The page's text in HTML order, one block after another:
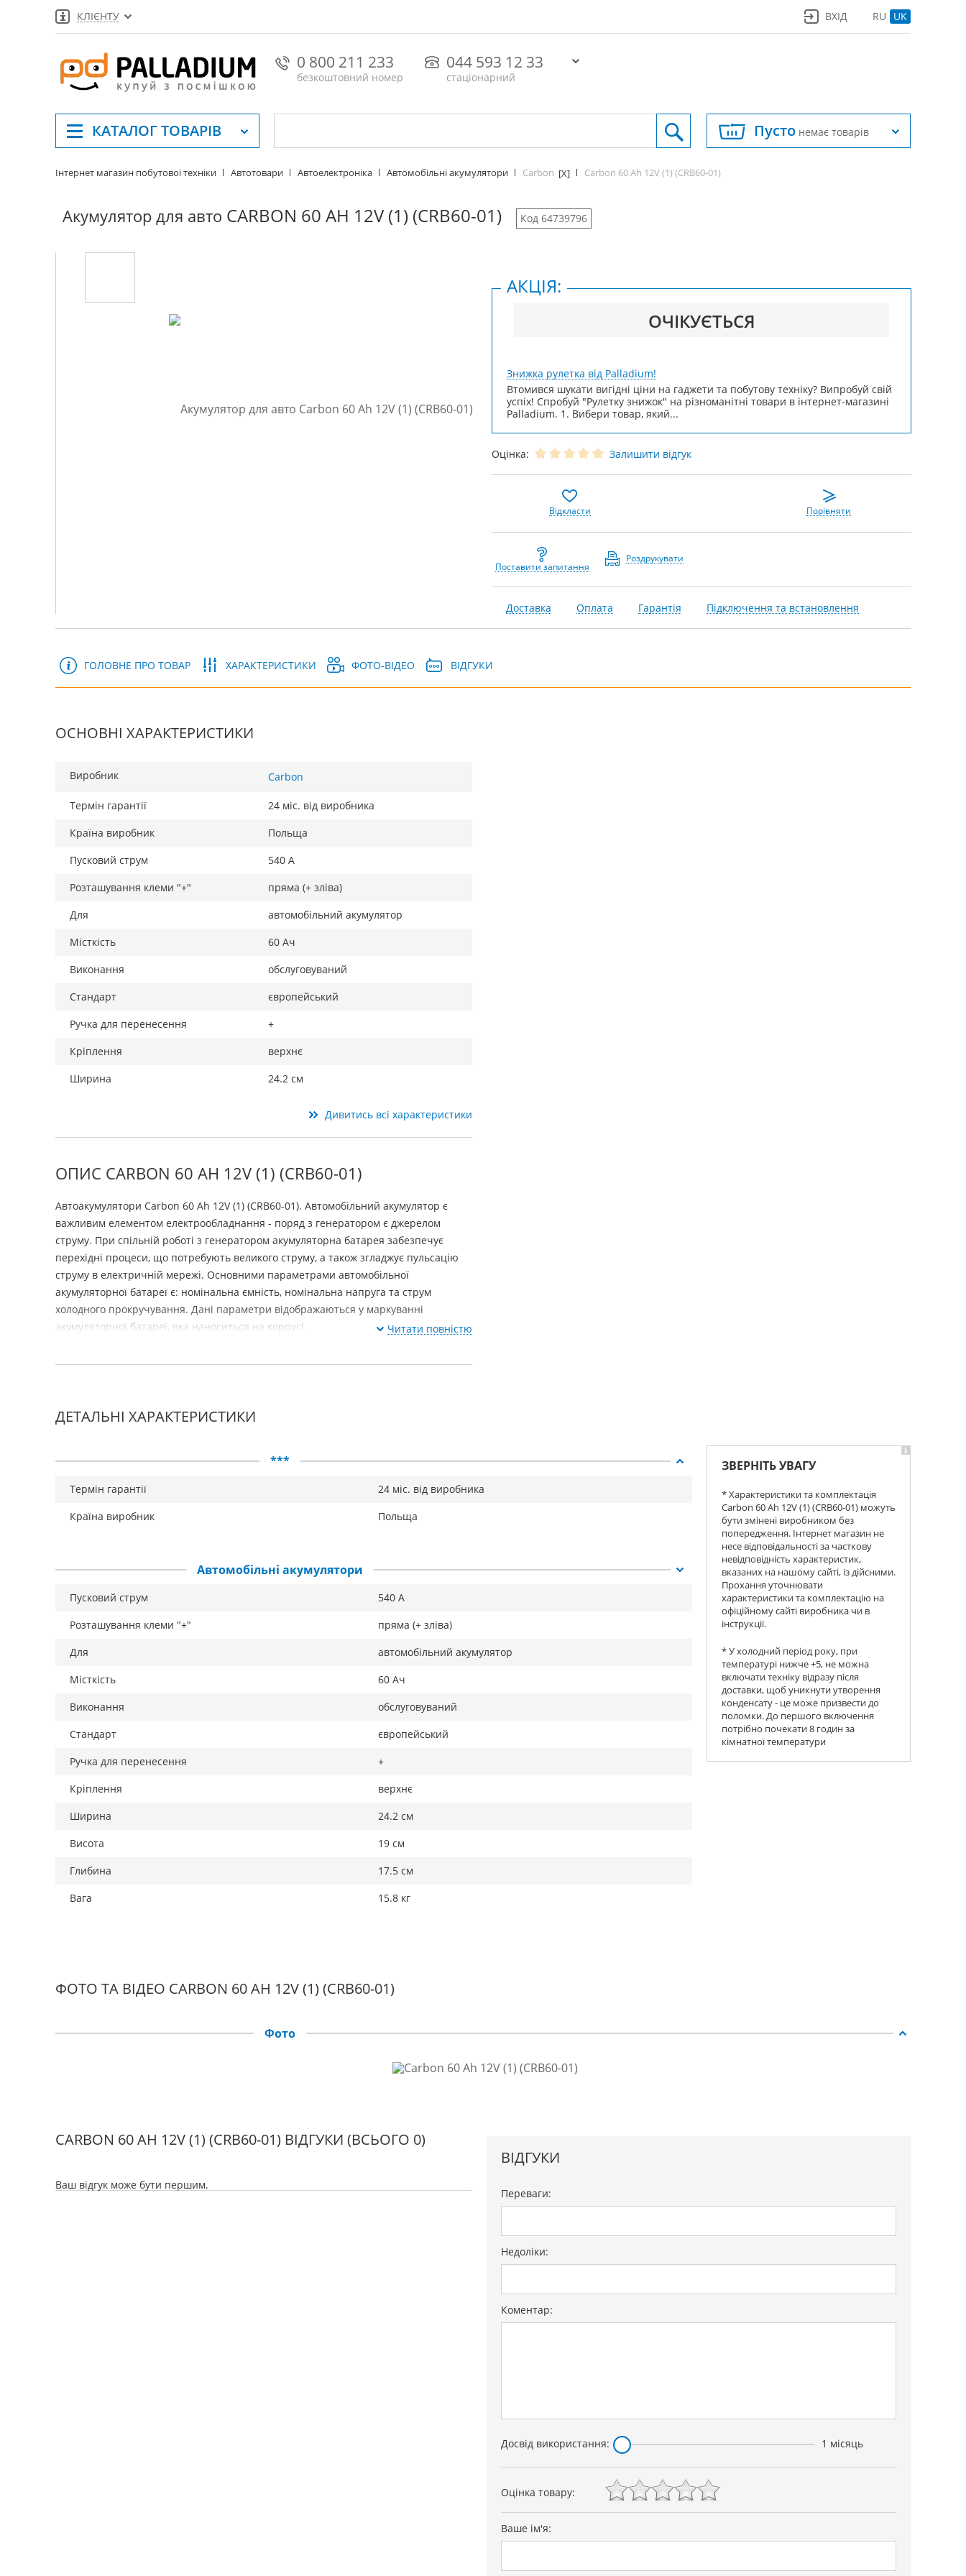
КЛІЄНТУ RU UK
ВХІД
0 800 211 233
безкоштовний номер
044 593 12 33
стаціонарний
КАТАЛОГТОВАРІВ Пусто немає товарів
Інтернет магазин побутової техніки Автотовари Автоелектроніка Автомобільні акумулятори Carbon [X] Carbon 60 Ah 12V (1) (CRB60-01)
Акумулятор для авто CARBON 60 AH 12V (1) (CRB60-01) Код 64739796
ОЧІКУЄТЬСЯ
АКЦІЯ:
Знижка рулетка від Palladium!
Втомився шукати вигідні ціни на гаджети та побутову техніку? Випробуй свій
успіх! Спробуй "Рулетку знижок" на різноманітні товари в інтернет-магазині
Palladium. 1. Вибери товар, який...
Оцінка: Залишити відгук
Відкласти Порівняти
Поставити запитання
Роздрукувати
Доставка Оплата Гарантія Підключення та встановлення
ГОЛОВНЕ ПРО ТОВАР ХАРАКТЕРИСТИКИ ФОТО-ВІДЕО ВІДГУКИ
ОСНОВНІ ХАРАКТЕРИСТИКИ
Виробник Carbon
Термін гарантії
24 міс. від виробника
Країна виробник
Польща
Пусковий струм
540 А
Розташування клеми "+"
пряма (+ зліва)
Для
автомобільний акумулятор
Місткість
60 Ач
Виконання
обслуговуваний
Стандарт
європейський
Ручка для перенесення
+
Кріплення
верхнє
Ширина
24.2 см
Дивитись всі характеристики
ОПИС CARBON 60 AH 12V (1) (CRB60-01)
Автоакумулятори Carbon 60 Ah 12V (1) (CRB60-01). Автомобільний акумулятор є
важливим елементом електрообладнання - поряд з генератором є джерелом
струму. При спільній роботі з генератором акумуляторна батарея забезпечує
перехідні процеси, що потребують великого струму, а також згладжує пульсацію
струму в електричній мережі. Основними параметрами автомобільної
акумуляторної батареї є: номінальна ємність, номінальна напруга та струм
холодного прокручування. Дані параметри відображаються у маркуванні
акумуляторної батареї, яка наноситься на корпусі.
Читати повністю
ДЕТАЛЬНІ ХАРАКТЕРИСТИКИ
***
Термін гарантії
24 міс. від виробника
Країна виробник
Польща
Автомобільні акумулятори
Пусковий струм
540 А
Розташування клеми "+"
пряма (+ зліва)
Для
автомобільний акумулятор
Місткість
60 Ач
Виконання
обслуговуваний
Стандарт
європейський
Ручка для перенесення
+
Кріплення
верхнє
Ширина
24.2 см
Висота
19 см
Глибина
17.5 см
Вага
15.8 кг
ЗВЕРНІТЬ УВАГУ
* Характеристики та комплектація
Carbon 60 Ah 12V (1) (CRB60-01) можуть
бути змінені виробником без
попередження. Інтернет магазин не
несе відповідальності за часткову
невідповідність характеристик,
вказаних на нашому сайті, із дійсними.
Прохання уточнювати
характеристики та комплектацію на
офіційному сайті виробника чи в
інструкції.
* У холодний період року, при
температурі нижче +5, не можна
включати техніку відразу після
доставки, щоб уникнути утворення
конденсату - це може призвести до
поломки. До першого включення
потрібно почекати 8 годин за
кімнатної температури
ФОТО ТА ВІДЕО CARBON 60 AH 12V (1) (CRB60-01)
Фото
CARBON 60 AH 12V (1) (CRB60-01) ВІДГУКИ (ВСЬОГО 0)
Ваш відгук може бути першим.
ВІДГУКИ
Переваги:
Недоліки:
Коментар:
Досвід використання: 1 місяць
Оцінка товару:
Ваше ім'я: